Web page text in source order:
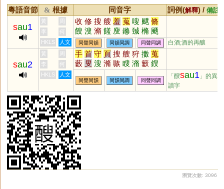
粵語音節 & 根據 同音字 詞例(解釋) / 備註
sau1
黃 周 收 修 搜 艘 羞 蒐 嗖 颼 脩
餿 溲 滫 饈 廋 鎀 臹 樇 颾
騪 蓨 鱐 鎪 糔 鄋 獀
李
何
HKLS
人文 同聲同韻 同韻同調 同聲同調 白酒;酒的再釀
sau2
黃 周 手 首 守 頁 搜 艘 狩 擻 蒐
藪 叟 溲 滫 嗾 瞍 潃 籔 鎪
李
何
HKLS
人文
同聲同韻 同韻同調 同聲同調
「醙sau1 」的異
讀字
瀏覽次數: 3096